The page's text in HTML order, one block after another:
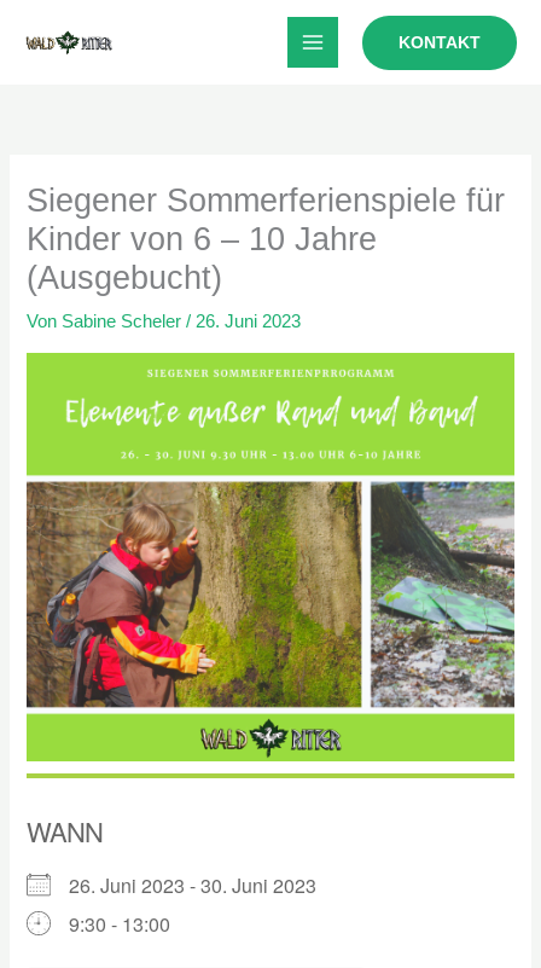
Inhalt
KONTAKT
Siegener Sommerferienspiele für
Kinder von 6 – 10 Jahre
(Ausgebucht)
Von Sabine Scheler/26. Juni 2023
WANN
26. Juni 2023 - 30. Juni 2023
9:30 - 13:00